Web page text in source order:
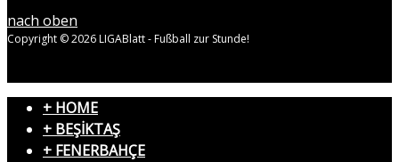
nach oben
Copyright © 2026 LIGABlatt - Fußball zur Stunde!
+ HOME
+ BEŞİKTAŞ
+ FENERBAHÇE